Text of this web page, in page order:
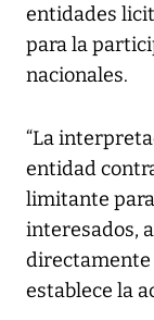
entidades
para la
nacionales.
“La
entidad
limitante
interesados,
directamente
establece la